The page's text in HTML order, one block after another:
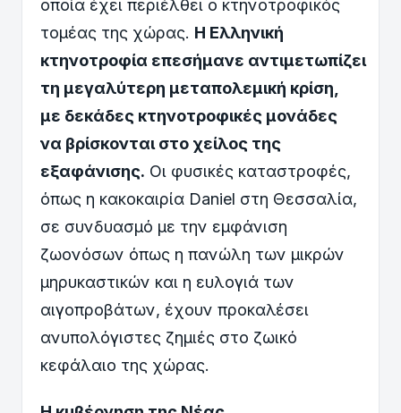
οποία έχει περιέλθει ο κτηνοτροφικός
τομέας της χώρας. Η Ελληνική
κτηνοτροφία επεσήμανε αντιμετωπίζει
τη μεγαλύτερη μεταπολεμική κρίση,
με δεκάδες κτηνοτροφικές μονάδες
να βρίσκονται στο χείλος της
εξαφάνισης. Οι φυσικές καταστροφές,
όπως η κακοκαιρία Daniel στη Θεσσαλία,
σε συνδυασμό με την εμφάνιση
ζωονόσων όπως η πανώλη των μικρών
μηρυκαστικών και η ευλογιά των
αιγοπροβάτων, έχουν προκαλέσει
ανυπολόγιστες ζημιές στο ζωικό
κεφάλαιο της χώρας.